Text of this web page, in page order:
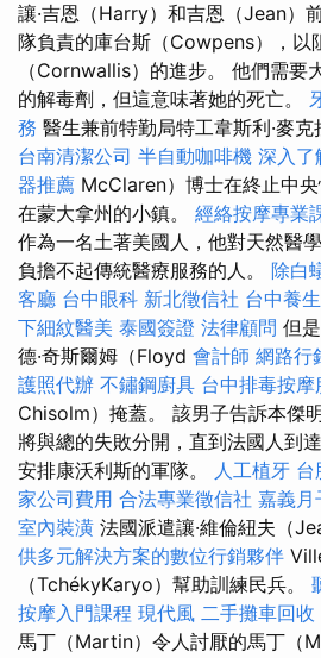
讓·吉恩（Harry）和吉恩（Jean）
隊負責的庫台斯（Cowpens），以
（Cornwallis）的進步。 他們需要
的解毒劑，但這意味著她的死亡。
務 醫生兼前特勤局特工韋斯利·麥
台南清潔公司 半自動咖啡機 深入了
器推薦 McClaren）博士在終止中
在蒙大拿州的小鎮。 經絡按摩專業
作為一名土著美國人，他對天然醫
負擔不起傳統醫療服務的人。 除白
客廳 台中眼科 新北徵信社 台中養
下細紋醫美 泰國簽證 法律顧問 但
德·奇斯爾姆（Floyd 會計師 網路行
護照代辦 不鏽鋼廚具 台中排毒按摩
Chisolm）掩蓋。 該男子告訴本傑
將與總的失敗分開，直到法國人到
安排康沃利斯的軍隊。 人工植牙 台
家公司費用 合法專業徵信社 嘉義月
室內裝潢 法國派遣讓·維倫紐夫（
供多元解決方案的數位行銷夥伴
（TchékyKaryo）幫助訓練民兵。
按摩入門課程 現代風 二手攤車回收
馬丁（Martin）令人討厭的馬丁（